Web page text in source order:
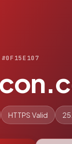
HTTPS Valid